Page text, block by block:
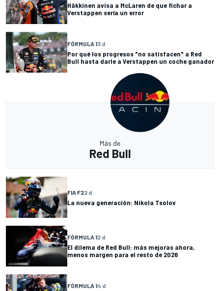
Häkkinen avisa a McLaren de que fichar a
Verstappen sería un error
FÓRMULA 13 d
Por qué los progresos "no satisfacen" a Red
Bull hasta darle a Verstappen un coche ganador
Más de
Red Bull
FIA F22 d
La nueva generación: Nikola Tsolov
FÓRMULA 12 d
El dilema de Red Bull: más mejoras ahora,
menos margen para el resto de 2026
FÓRMULA 14 d